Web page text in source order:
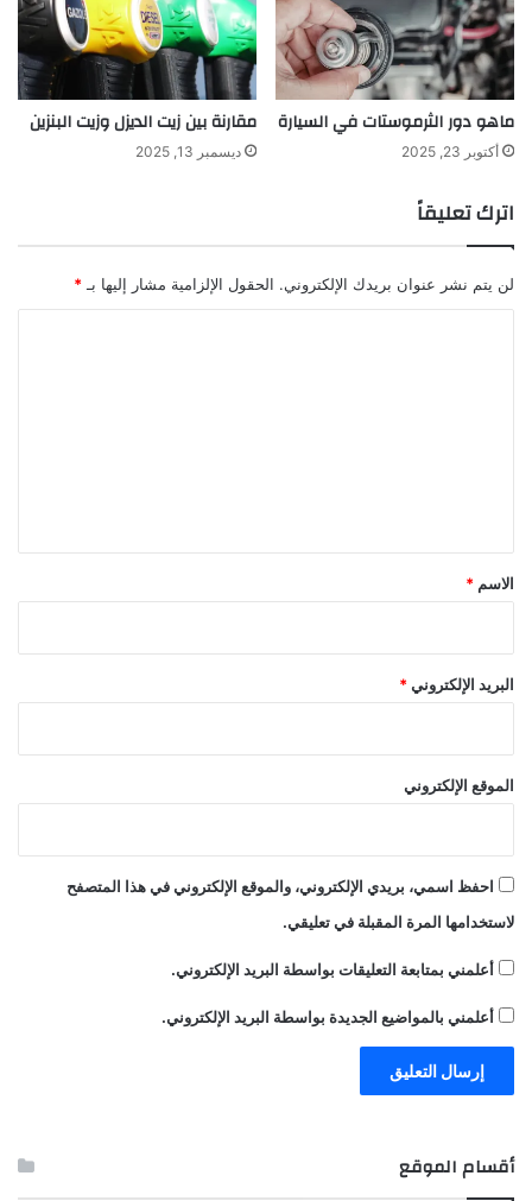
ماهو دور الثرموستات في السيارة
أكتوبر 23, 2025
مقارنة بين زيت الديزل وزيت البنزين
ديسمبر 13, 2025
اترك تعليقاً
لن يتم نشر عنوان بريدك الإلكتروني. الحقول الإلزامية مشار إليها بـ *
*
الاسم *
البريد الإلكتروني *
الموقع الإلكتروني
احفظ اسمي، بريدي الإلكتروني، والموقع الإلكتروني في هذا المتصفح
لاستخدامها المرة المقبلة في تعليقي.
أعلمني بمتابعة التعليقات بواسطة البريد الإلكتروني.
أعلمني بالمواضيع الجديدة بواسطة البريد الإلكتروني.
أقسام الموقع